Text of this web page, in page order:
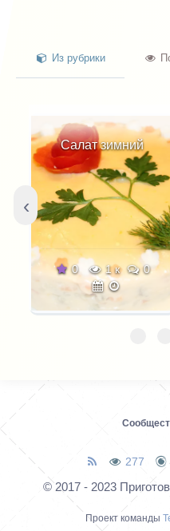
Из рубрики
Салат зимний
0 1 к 0
‹
277
© 2017 - 2023
Проект команды